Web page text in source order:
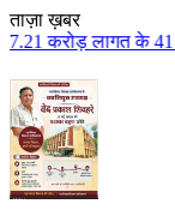
ताज़ा ख़बर
कार्यों का